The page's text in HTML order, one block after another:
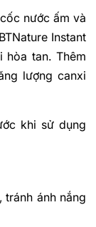
nước ấm và
Instant
hòa tan. Thêm
lượng canxi
khi sử dụng
tránh ánh nắng